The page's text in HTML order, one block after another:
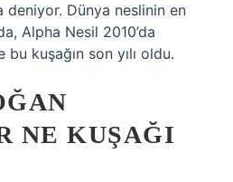
Dünya neslinin en
Alpha Nesil 2010’da
kuşağın son yılı oldu.
NE KUŞAĞI